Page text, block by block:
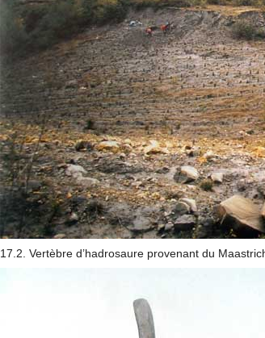
17.2. Vertèbre d’hadrosaure provenant du